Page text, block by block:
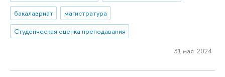
бакалавриат
магистратура
Студенческая оценка преподавания
31 мая 2024